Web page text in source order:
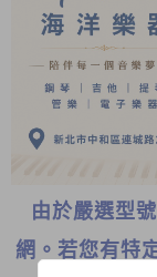
由於嚴選型
網。若您有特